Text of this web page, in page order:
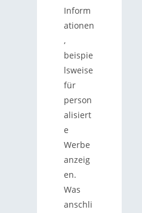
Inform
ationen
,
beispie
lsweise
für
person
alisiert
e
Werbe
anzeig
en.
Was
anschli